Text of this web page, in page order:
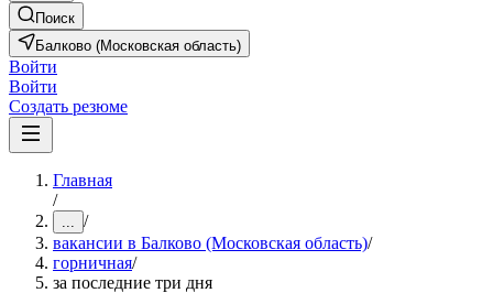
Поиск
Балково (Московская область)
Войти
Войти
Создать резюме
Главная
/
... /
вакансии в Балково (Московская область)/
горничная/
за последние три дня